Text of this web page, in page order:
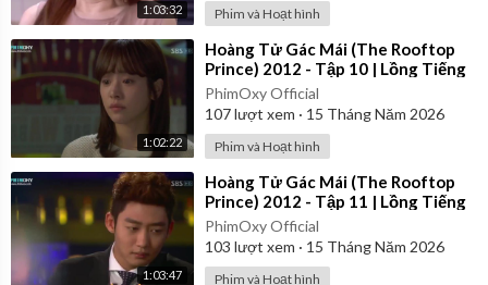
1:03:32 Phim và Hoạt hình
1:02:22
⁣Hoàng Tử Gác Mái (The Rooftop
Prince) 2012 - Tập 10 | Lồng Tiếng
PhimOxy Official
107lượt xem · 15 Tháng Năm 2026
Phim và Hoạt hình
1:03:47
⁣Hoàng Tử Gác Mái (The Rooftop
Prince) 2012 - Tập 11 | Lồng Tiếng
PhimOxy Official
103 lượt xem · 15 Tháng Năm 2026
Phim và Hoạt hình